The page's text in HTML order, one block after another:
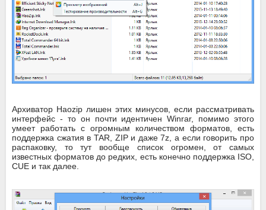
Архиватор Haozip лишен этих минусов, если рассматривать
интерфейс - то он почти идентичен Winrar, помимо этого
умеет работать с огромным количеством форматов, есть
поддержка сжатия в TAR, ZIP и даже 7z, а если говорить про
распаковку, то тут вообще список огромен, от самых
известных форматов до редких, есть конечно поддержка ISO,
CUE и так далее.